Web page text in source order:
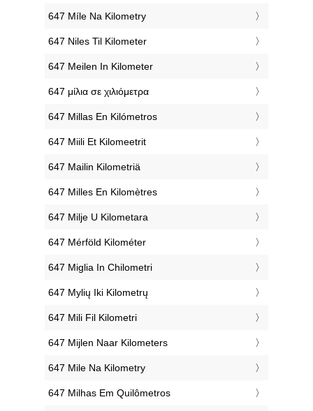
‎647 Míle Na Kilometry
‎647 Niles Til Kilometer
‎647 Meilen In Kilometer
‎647 μίλια σε χιλιόμετρα
‎647 Millas En Kilómetros
‎647 Miili Et Kilomeetrit
‎647 Mailin Kilometriä
‎647 Milles En Kilomètres
‎647 Milje U Kilometara
‎647 Mérföld Kilométer
‎647 Miglia In Chilometri
‎647 Mylių Iki Kilometrų
‎647 Mili Fil Kilometri
‎647 Mijlen Naar Kilometers
‎647 Mile Na Kilometry
‎647 Milhas Em Quilômetros